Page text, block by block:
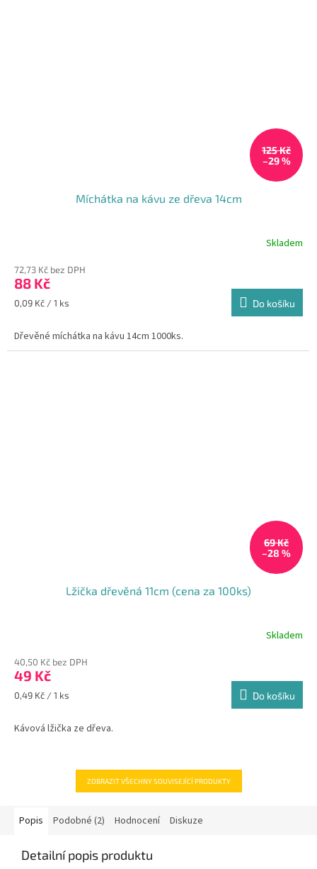
125 Kč
–29 %
Míchátka na kávu ze dřeva 14cm
produktu
je
5,0
hvězdiček.
Skladem
72,73 Kč bez DPH
88 Kč
Měrná
0,09 Kč / 1 ks Do košíku
Dřevěné míchátka na kávu 14cm 1000ks.
69 Kč
–28 %
Lžička dřevěná 11cm (cena za 100ks)
produktu
je
5,0
hvězdiček.
Skladem
40,50 Kč bez DPH
49 Kč
Měrná
0,49 Kč / 1 ks Do košíku
Kávová lžička ze dřeva.
ZOBRAZIT VŠECHNY SOUVISEJÍCÍ PRODUKTY
Popis Podobné (2) Hodnocení Diskuze
Detailní popis produktu